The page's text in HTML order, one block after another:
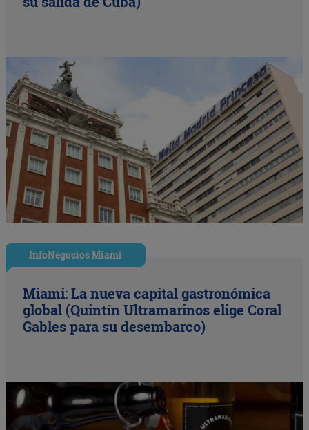
InfoNegocios Miami
Miami: La nueva capital gastronómica
global (Quintín Ultramarinos elige Coral
Gables para su desembarco)